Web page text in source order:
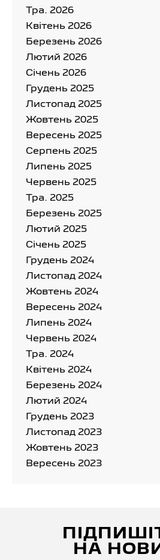
Тра. 2026
Квітень 2026
Березень 2026
Лютий 2026
Cічень 2026
Грудень 2025
Листопад 2025
Жовтень 2025
Вересень 2025
Серпень 2025
Липень 2025
Червень 2025
Тра. 2025
Березень 2025
Лютий 2025
Cічень 2025
Грудень 2024
Листопад 2024
Жовтень 2024
Вересень 2024
Липень 2024
Червень 2024
Тра. 2024
Квітень 2024
Березень 2024
Лютий 2024
Грудень 2023
Листопад 2023
Жовтень 2023
Вересень 2023
НА